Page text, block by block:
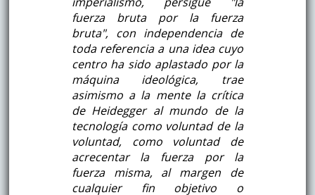
fuerza bruta por la fuerza
bruta", con independencia de
toda referencia a una idea cuyo
centro ha sido aplastado por la
máquina ideológica, trae
asimismo a la mente la crítica
de Heidegger al mundo de la
tecnología como voluntad de la
voluntad, como voluntad de
acrecentar la fuerza por la
fuerza misma, al margen de
cualquier fin objetivo o